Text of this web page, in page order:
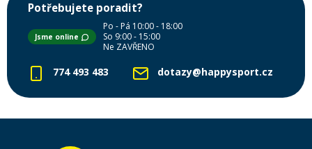
Potřebujete poradit?
Jsme online
Po - Pá 10:00 - 18:00
So 9:00 - 15:00
Ne ZAVŘENO
774 493 483 dotazy@happysport.cz